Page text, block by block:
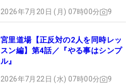
2026年7月20日 (月) 07時00分 9
宮里道場【正反対の2人を同時レッ
スン編】第4話／『やる事はシンプ
ル』
2026年7月22日 (水) 07時00分 9